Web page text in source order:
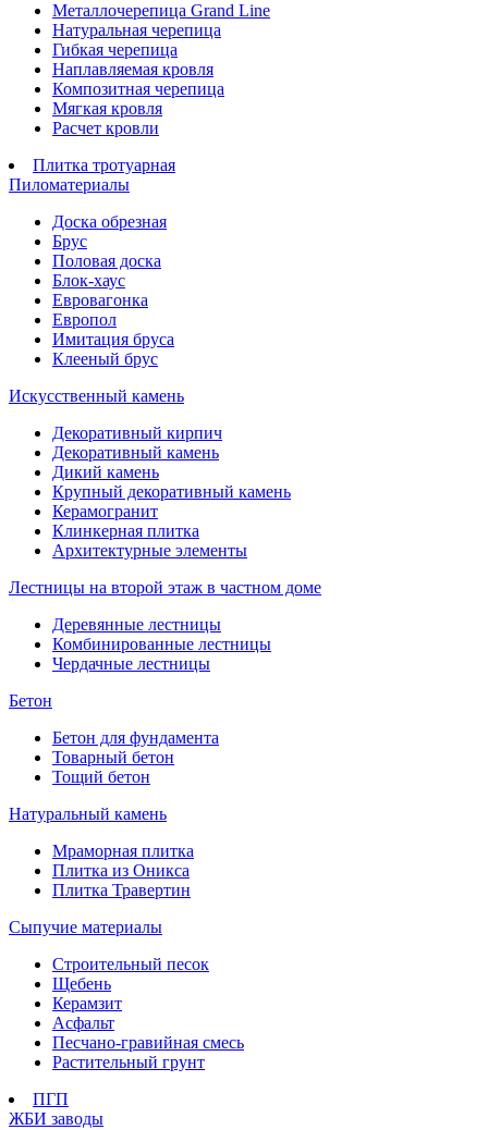
Металлочерепица Grand Line
Натуральная черепица
Гибкая черепица
Наплавляемая кровля
Композитная черепица
Мягкая кровля
Расчет кровли
Плитка тротуарная
Пиломатериалы
Доска обрезная
Брус
Половая доска
Блок-хаус
Евровагонка
Европол
Имитация бруса
Клееный брус
Искусственный камень
Декоративный кирпич
Декоративный камень
Дикий камень
Крупный декоративный камень
Керамогранит
Клинкерная плитка
Архитектурные элементы
Лестницы на второй этаж в частном доме
Деревянные лестницы
Комбинированные лестницы
Чердачные лестницы
Бетон
Бетон для фундамента
Товарный бетон
Тощий бетон
Натуральный камень
Мраморная плитка
Плитка из Оникса
Плитка Травертин
Сыпучие материалы
Строительный песок
Щебень
Керамзит
Асфальт
Песчано-гравийная смесь
Растительный грунт
ПГП
ЖБИ заводы